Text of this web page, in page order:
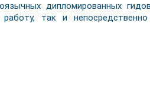
дипломированных
так и непосредственно